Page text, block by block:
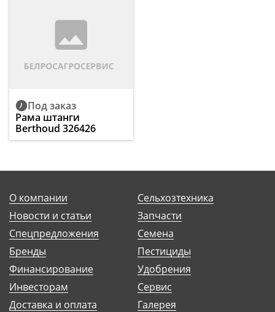
Под заказ
Рама штанги
Berthoud 326426
О компании
Новости и статьи
Спецпредложения
Бренды
Финансирование
Инвесторам
Доставка и оплата
Сельхозтехника
Запчасти
Семена
Пестициды
Удобрения
Сервис
Галерея